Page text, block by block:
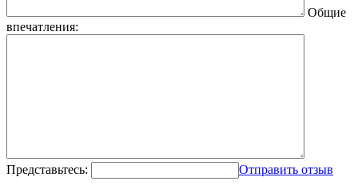
Общие
впечатления:
Представьтесь: Отправить отзыв